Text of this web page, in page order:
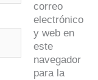
correo
electrónico
y web en
este
navegador
para la